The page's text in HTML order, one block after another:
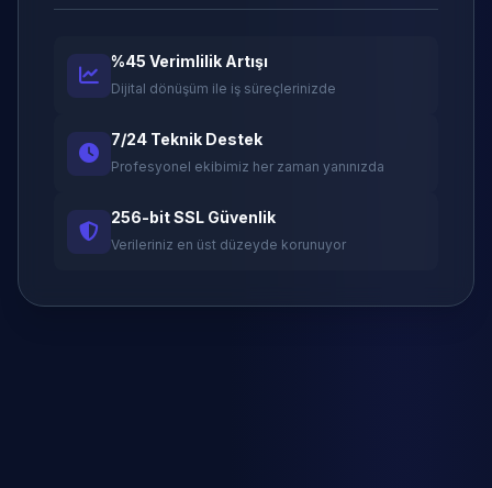
%45 Verimlilik Artışı
Dijital dönüşüm ile iş süreçlerinizde
7/24 Teknik Destek
Profesyonel ekibimiz her zaman yanınızda
256-bit SSL Güvenlik
Verileriniz en üst düzeyde korunuyor